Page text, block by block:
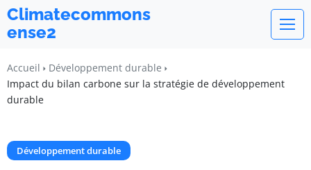
Climatecommons
ense2
Accueil
Développement durable
Impact du bilan carbone sur la stratégie de développement
durable
Développement durable